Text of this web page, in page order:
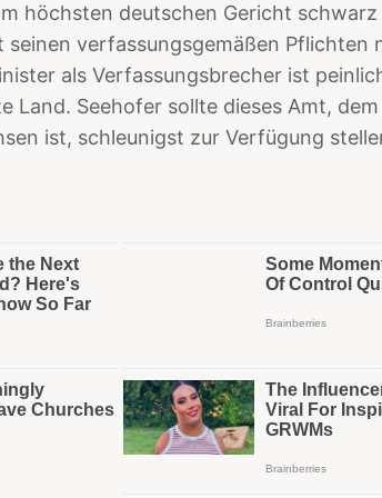
höchsten deutschen Gericht
seinen verfassungsgemäßen Pflichten
als Verfassungsbrecher ist
Land. Seehofer sollte dieses Amt,
ist, schleunigst zur Verfügung